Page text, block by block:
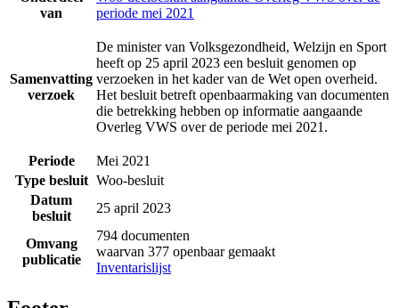
van
periode mei 2021
Samenvatting
verzoek
De minister van Volksgezondheid, Welzijn en Sport
heeft op 25 april 2023 een besluit genomen op
verzoeken in het kader van de Wet open overheid.
Het besluit betreft openbaarmaking van documenten
die betrekking hebben op informatie aangaande
Overleg VWS over de periode mei 2021.
Periode
Mei 2021
Type besluit Woo-besluit
Datum
besluit
25 april 2023
Omvang
publicatie
794 documenten
waarvan 377 openbaar gemaakt
Inventarislijst